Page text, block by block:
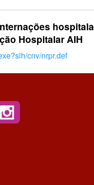
Hospitalar AIH
cnv/nrpr.def